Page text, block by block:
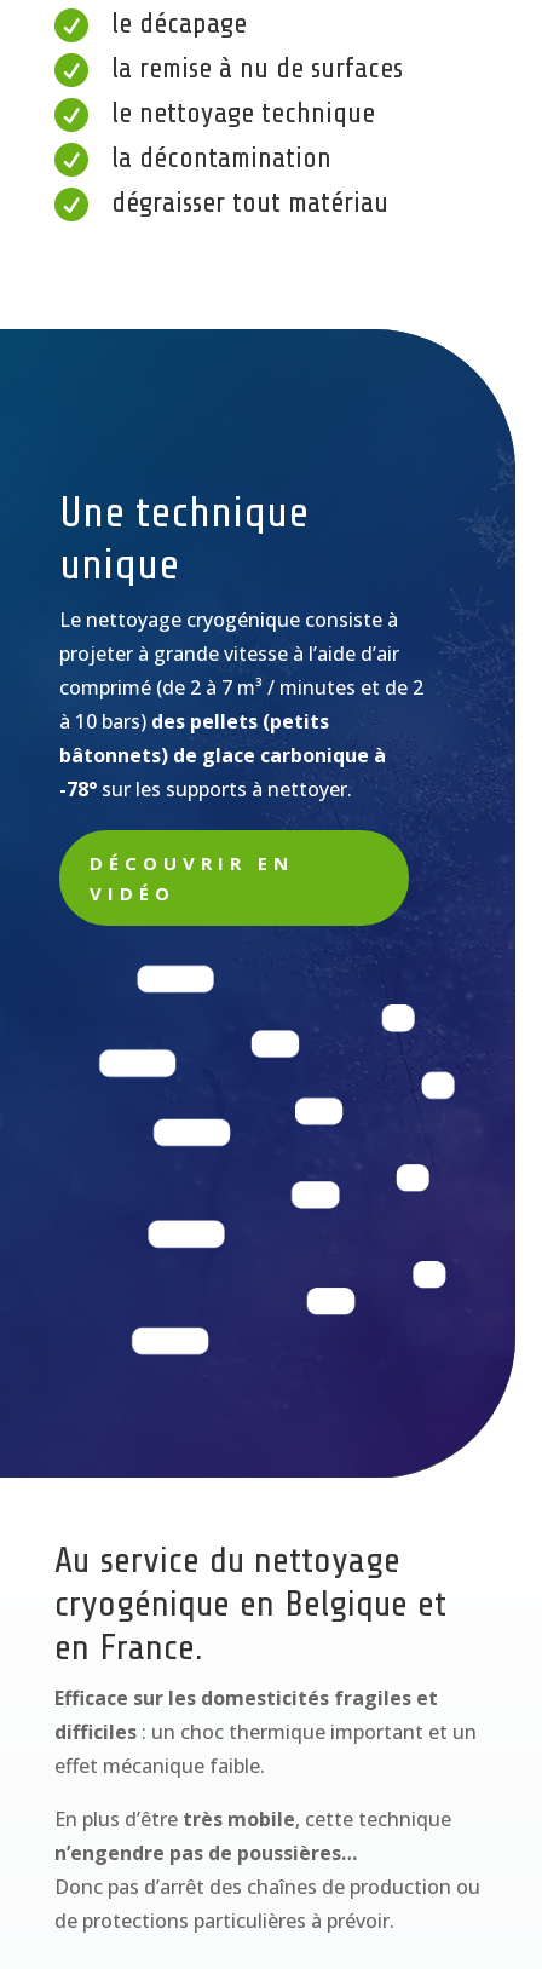
 le décapage
 la remise à nu de surfaces
 le nettoyage technique
 la décontamination
 dégraisser tout matériau
Une technique
unique
Le nettoyage cryogénique consiste à
projeter à grande vitesse à l’aide d’air
comprimé (de 2 à 7 m³ / minutes et de 2
à 10 bars) des pellets (petits
bâtonnets) de glace carbonique à
-78° sur les supports à nettoyer.
DÉCOUVRIR EN
VIDÉO
Au service du nettoyage
cryogénique en Belgique et
en France.
Efficace sur les domesticités fragiles et
difficiles: un choc thermique important et un
effet mécanique faible.
En plus d’être très mobile, cette technique
n’engendre pas de poussières…
Donc pas d’arrêt des chaînes de production ou
de protections particulières à prévoir.